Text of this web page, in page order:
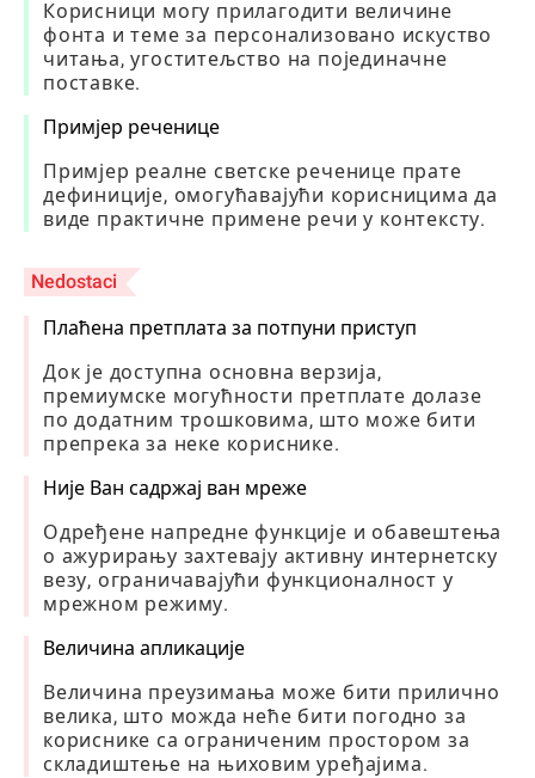
Корисници могу прилагодити величине
фонта и теме за персонализовано искуство
читања, угоститељство на појединачне
поставке.
Примјер реченице
Примјер реалне светске реченице прате
дефиниције, омогућавајући корисницима да
виде практичне примене речи у контексту.
Nedostaci
Плаћена претплата за потпуни приступ
Док је доступна основна верзија,
премиумске могућности претплате долазе
по додатним трошковима, што може бити
препрека за неке кориснике.
Није Ван садржај ван мреже
Одређене напредне функције и обавештења
о ажурирању захтевају активну интернетску
везу, ограничавајући функционалност у
мрежном режиму.
Величина апликације
Величина преузимања може бити прилично
велика, што можда неће бити погодно за
кориснике са ограниченим простором за
складиштење на њиховим уређајима.